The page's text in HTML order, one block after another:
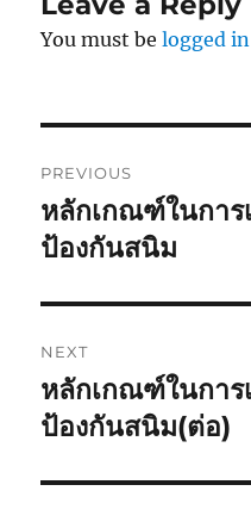
You must belogged in
navigation
PREVIOUS
Previous
post:
หลักเกณฑ์ในกา
ป้องกันสนิม
NEXT
Next
post:
หลักเกณฑ์ในกา
ป้องกันสนิม(ต่อ)